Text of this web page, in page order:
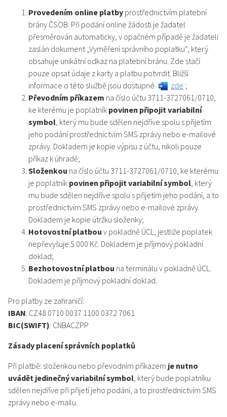
Provedením online platby prostřednictvím platební
brány ČSOB. Při podání online žádosti je žadatel
přesměrován automaticky, v opačném případě je žadateli
zaslán dokument „Vyměření správního poplatku“, který
obsahuje unikátní odkaz na platební bránu. Zde stačí
pouze opsat údaje z karty a platbu potvrdit. Bližší
informace o této službě jsou dostupné
zde ;
Převodním příkazem na číslo účtu 3711-3727061/0710,
ke kterému je poplatník povinen připojit variabilní
symbol, který mu bude sdělen nejdříve spolu s přijetím
jeho podání prostřednictvím SMS zprávy nebo e-mailové
zprávy. Dokladem je kopie výpisu z účtu, nikoli pouze
příkaz k úhradě;
Složenkou na číslo účtu 3711-3727061/0710, ke kterému
je poplatník povinen připojit variabilní symbol, který
mu bude sdělen nejdříve spolu s přijetím jeho podání, a to
prostřednictvím SMS zprávy nebo e-mailové zprávy.
Dokladem je kopie útržku složenky;
Hotovostní platbou v pokladně ÚCL, jestliže poplatek
nepřevyšuje 5 000 Kč. Dokladem je příjmový pokladní
doklad;
Bezhotovostní platbou na terminálu v pokladně ÚCL.
Dokladem je příjmový pokladní doklad.
Pro platby ze zahraničí:
IBAN: CZ48 0710 0037 1100 0372 7061
BIC(SWIFT): CNBACZPP
Zásady placení správních poplatků
Při platbě: složenkou nebo převodním příkazem je nutno
uvádět jedinečný variabilní symbol, který bude poplatníku
sdělen nejdříve při přijetí jeho podání, a to prostřednictvím SMS
zprávy nebo e-mailu.